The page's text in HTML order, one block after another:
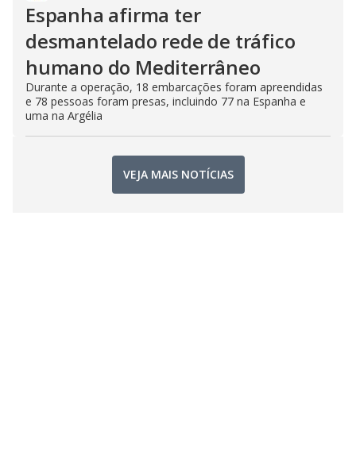
Espanha afirma ter
desmantelado rede de tráfico
humano do Mediterrâneo
Durante a operação, 18 embarcações foram apreendidas
e 78 pessoas foram presas, incluindo 77 na Espanha e
uma na Argélia
VEJA MAIS NOTÍCIAS